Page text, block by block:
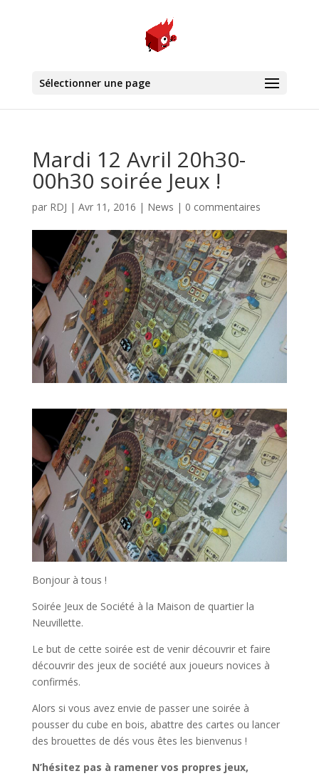
Sélectionner une page
Mardi 12 Avril 20h30-
00h30 soirée Jeux !
par RDJ | Avr 11, 2016 | News | 0 commentaires
Bonjour à tous !
Soirée Jeux de Société à la Maison de quartier la
Neuvillette.
Le but de cette soirée est de venir découvrir et faire
découvrir des jeux de société aux joueurs novices à
confirmés.
Alors si vous avez envie de passer une soirée à
pousser du cube en bois, abattre des cartes ou lancer
des brouettes de dés vous êtes les bienvenus !
N’hésitez pas à ramener vos propres jeux,